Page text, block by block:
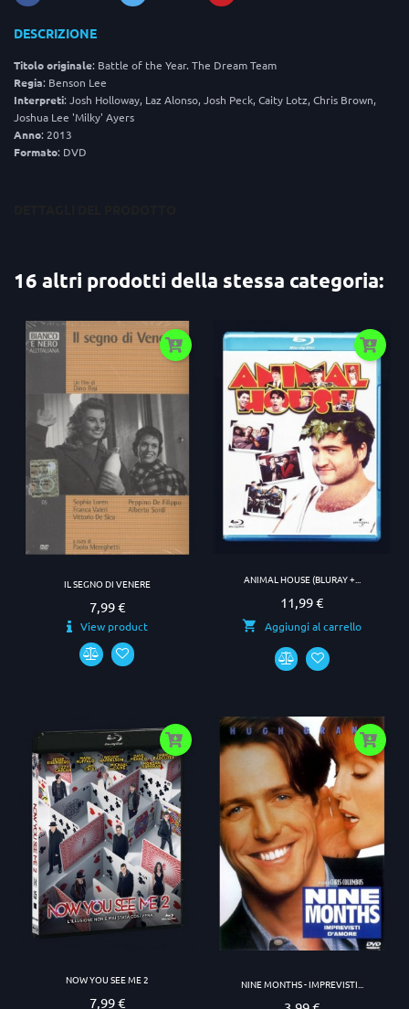
DESCRIZIONE
Titolo originale: Battle of the Year. The Dream Team
Regia: Benson Lee
Interpreti: Josh Holloway, Laz Alonso, Josh Peck, Caity Lotz, Chris Brown,
Joshua Lee 'Milky' Ayers
Anno: 2013
Formato: DVD
16 altri prodotti della stessa categoria:
IL SEGNO DI VENERE
Prezzo
7,99 €
View product
ANIMAL HOUSE (BLURAY +...
Prezzo
11,99 €
Aggiungi al carrello
NOW YOU SEE ME 2
Prezzo
7,99 €
NINE MONTHS - IMPREVISTI...